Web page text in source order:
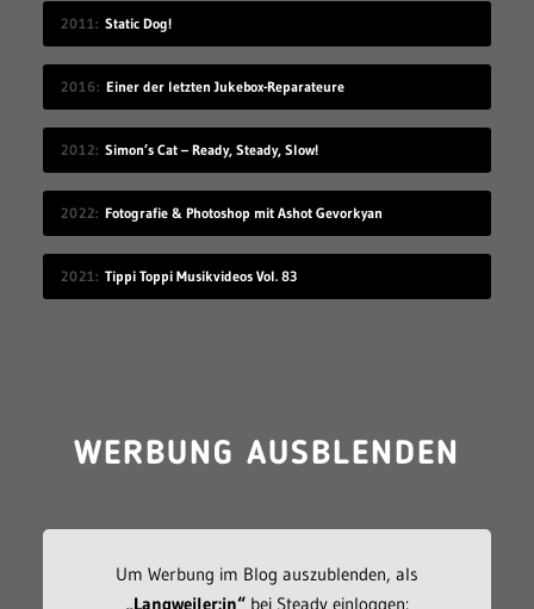
2011 Static Dog!
2016 Einer der letzten Jukebox-Reparateure
2012 Simon’s Cat – Ready, Steady, Slow!
2022 Fotografie & Photoshop mit Ashot Gevorkyan
2021 Tippi Toppi Musikvideos Vol. 83
WERBUNG AUSBLENDEN
Um Werbung im Blog auszublenden, als
„Langweiler:in“bei Steady einloggen: